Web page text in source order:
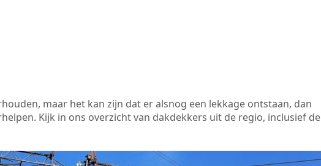
maar het kan zijn dat er alsnog een lekkage ontstaan, dan
Kijk in ons overzicht van dakdekkers uit de regio, inclusief de